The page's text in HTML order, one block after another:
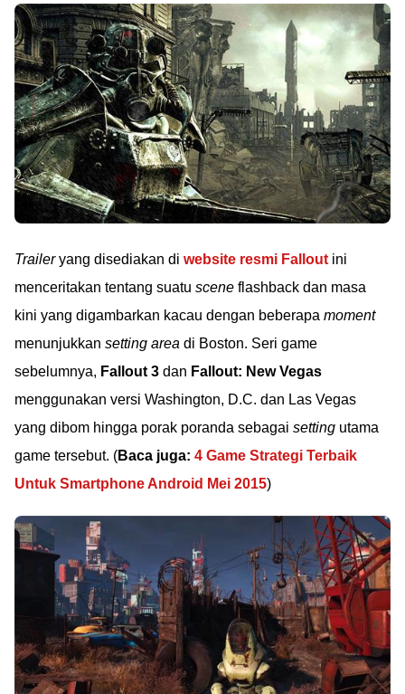
Traileryang disediakan di website resmi Falloutini
menceritakan tentang suatu scene flashback dan masa
kini yang digambarkan kacau dengan beberapa moment
menunjukkan setting area di Boston. Seri game
sebelumnya, Fallout 3 dan Fallout: New Vegas
menggunakan versi Washington, D.C. dan Las Vegas
yang dibom hingga porak poranda sebagai setting utama
game tersebut. (Baca juga: 4 Game Strategi Terbaik
Untuk Smartphone Android Mei 2015)